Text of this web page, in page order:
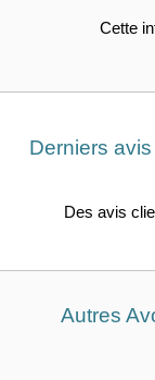
Cette
Derniers
Des avis
Autres